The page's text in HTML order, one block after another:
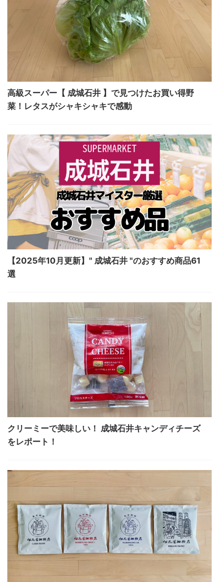
高級スーパー【 成城石井 】で見つけたお買い得野
菜！レタスがシャキシャキで感動
【2025年10月更新】" 成城石井 "のおすすめ商品61
選
クリーミーで美味しい！ 成城石井キャンディチーズ
をレポート！